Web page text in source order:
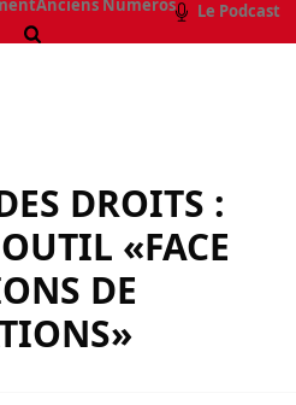
Anciens Numéros Le Podcast
DROITS :
«FACE
DE